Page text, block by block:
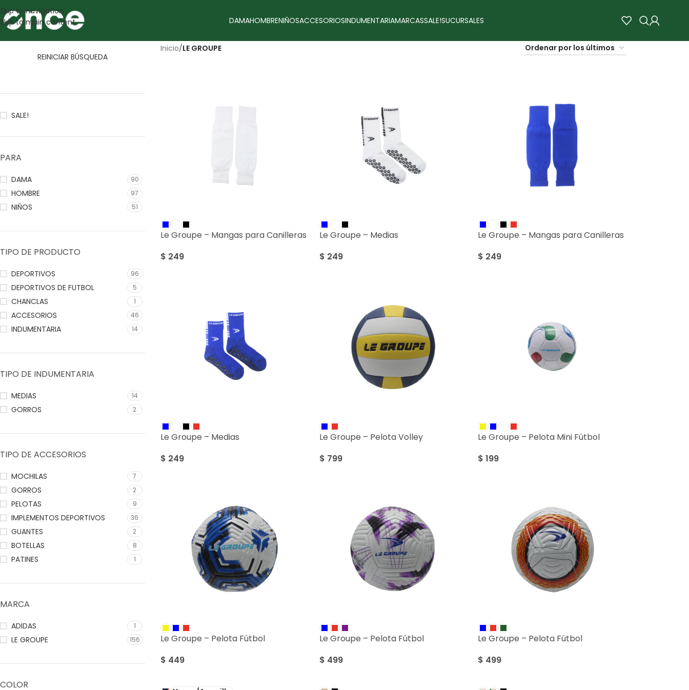
Skip to navigation
Skip to main content
DAMAHOMBRENIÑOSACCESORIOSINDUMENTARIAMARCASSALE!SUCURSALES
REINICIAR BÚSQUEDA
SALE!
PARA
DAMA 90
HOMBRE 97
NIÑOS 51
TIPO DE PRODUCTO
DEPORTIVOS 96
DEPORTIVOS DE FUTBOL 5
CHANCLAS 1
ACCESORIOS 46
INDUMENTARIA 14
TIPO DE INDUMENTARIA
MEDIAS 14
GORROS 2
TIPO DE ACCESORIOS
MOCHILAS 7
GORROS 2
PELOTAS 9
IMPLEMENTOS DEPORTIVOS 36
GUANTES 2
BOTELLAS 8
PATINES 1
MARCA
ADIDAS 1
LE GROUPE 156
COLOR
Inicio/LE GROUPE
Le Groupe – Mangas para Canilleras
$ 249
Le Groupe – Medias
$ 249
Le Groupe – Mangas para Canilleras
$ 249
Le Groupe – Medias
$ 249
Le Groupe – Pelota Volley
$ 799
Le Groupe – Pelota Mini Fútbol
$ 199
Le Groupe – Pelota Fútbol
$ 449
Le Groupe – Pelota Fútbol
$ 499
Le Groupe – Pelota Fútbol
$ 499